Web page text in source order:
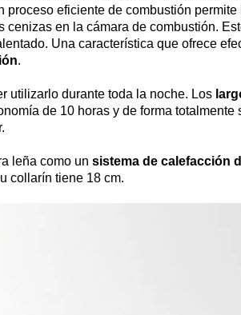
proceso eficiente de combustión
cenizas en la cámara de combustión.
Una característica que ofrece
.
utilizarlo durante toda la noche. Los
de 10 horas y de forma
leña como un sistema de calefacción
collarín tiene 18 cm.